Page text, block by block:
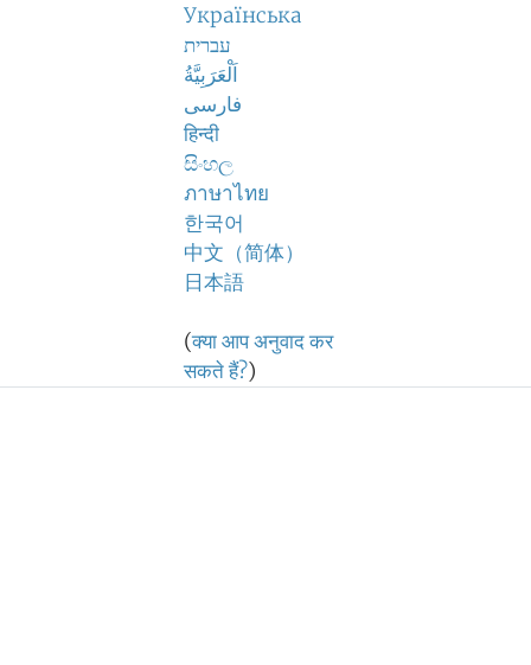
Українська
עברית
اَلْعَرَبِيَّةُ
فارسی
हिन्दी
සිංහල
ภาษาไทย
한국어
中文（简体）
日本語
(क्या आप अनुवाद कर
सकते हैं?)